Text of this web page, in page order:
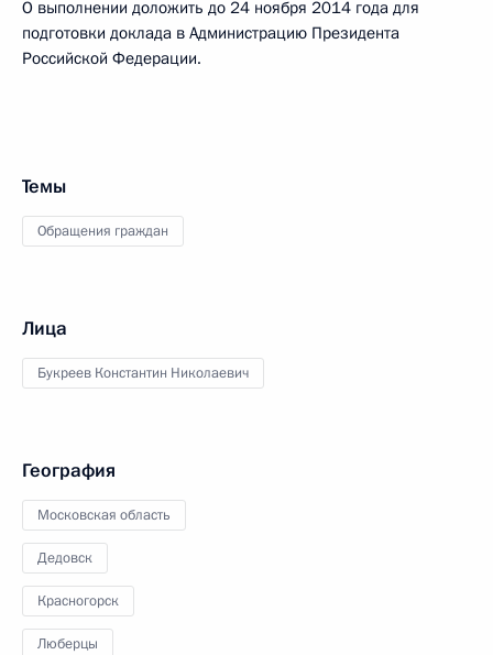
О выполнении доложить до 24 ноября 2014 года для
подготовки доклада в Администрацию Президента
Российской Федерации.
Темы
Обращения граждан
Лица
Букреев Константин Николаевич
География
Московская область
Дедовск
Красногорск
Люберцы